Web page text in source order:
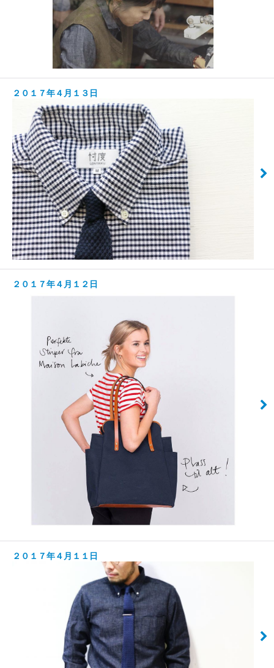
２０１７年４月１３日
２０１７年４月１２日
２０１７年４月１１日